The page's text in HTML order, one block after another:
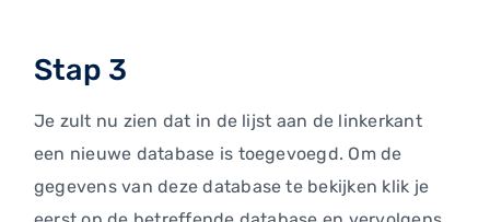
Stap 3
Je zult nu zien dat in de lijst aan de linkerkant
een nieuwe database is toegevoegd. Om de
gegevens van deze database te bekijken klik je